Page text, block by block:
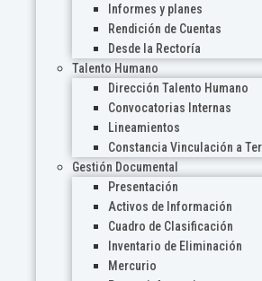
Informes y planes
Rendición de Cuentas
Desde la Rectoría
Talento Humano
Dirección Talento Humano
Convocatorias Internas
Lineamientos
Constancia Vinculación a
Gestión Documental
Presentación
Activos de Información
Cuadro de Clasificación
Inventario de Eliminación
Mercurio